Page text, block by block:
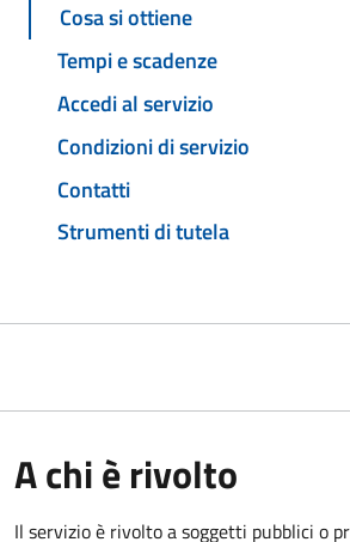
Cosa si ottiene
Tempi e scadenze
Accedi al servizio
Condizioni di servizio
Contatti
Strumenti di tutela
A chi è rivolto
Il servizio è rivolto a soggetti pubblici o